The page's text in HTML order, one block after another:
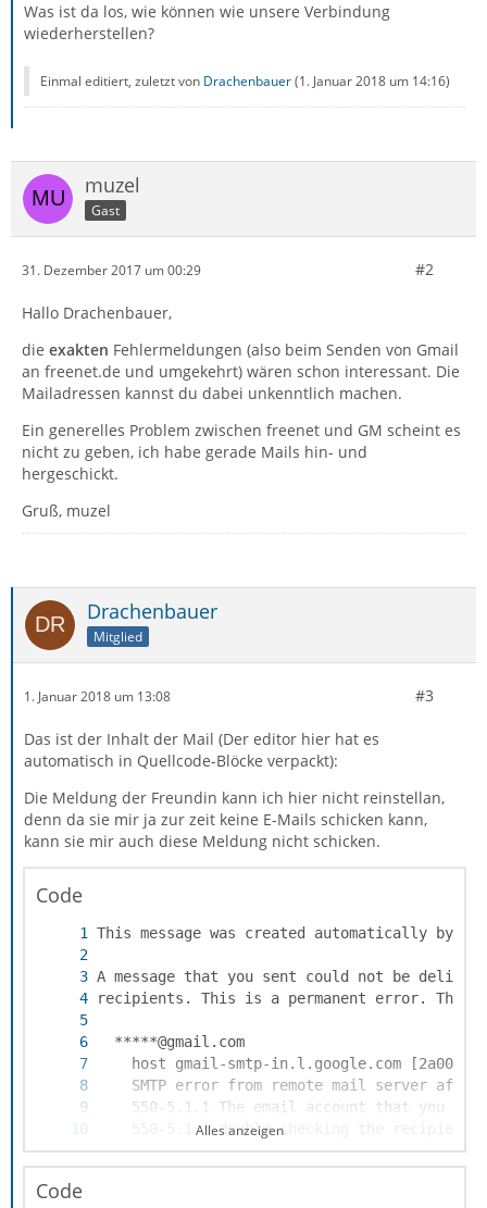
Was ist da los, wie können wie unsere Verbindung
wiederherstellen?
Einmal editiert, zuletzt von Drachenbauer(1. Januar 2018 um 14:16)
muzel
Gast
31. Dezember 2017 um 00:29 #2
Hallo Drachenbauer,
die exakten Fehlermeldungen (also beim Senden von Gmail
an freenet.de und umgekehrt) wären schon interessant. Die
Mailadressen kannst du dabei unkenntlich machen.
Ein generelles Problem zwischen freenet und GM scheint es
nicht zu geben, ich habe gerade Mails hin- und
hergeschickt.
Gruß, muzel
Drachenbauer
Mitglied
1. Januar 2018 um 13:08 #3
Das ist der Inhalt der Mail (Der editor hier hat es
automatisch in Quellcode-Blöcke verpackt):
Die Meldung der Freundin kann ich hier nicht reinstellan,
denn da sie mir ja zur zeit keine E-Mails schicken kann,
kann sie mir auch diese Meldung nicht schicken.
Code
550 5.1.1  https://support.google.com/
Alles anzeigen
Code